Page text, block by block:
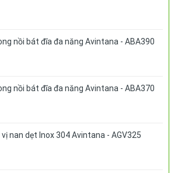
nồi bát đĩa đa năng Avintana - ABA390
nồi bát đĩa đa năng Avintana - ABA370
vị nan dẹt Inox 304 Avintana - AGV325